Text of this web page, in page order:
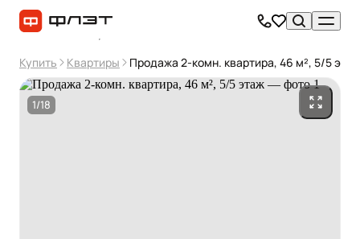
Купить Квартиры Продажа 2-комн. квартира, 46 м², 5/5 этаж
1/18